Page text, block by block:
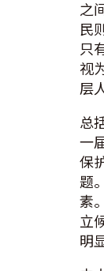
之
民
只
视
层
总
一
保
题
素
立
明